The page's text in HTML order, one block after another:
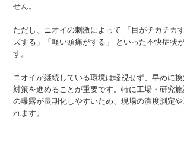
せん。
ただし、ニオイの刺激によって 「目がチカチカ
ズする」「軽い頭痛がする」 といった不快症状
す。
ニオイが継続している環境は軽視せず、早めに換
対策を進めることが重要です。特に工場・研究
の曝露が長期化しやすいため、現場の濃度測定
れます。